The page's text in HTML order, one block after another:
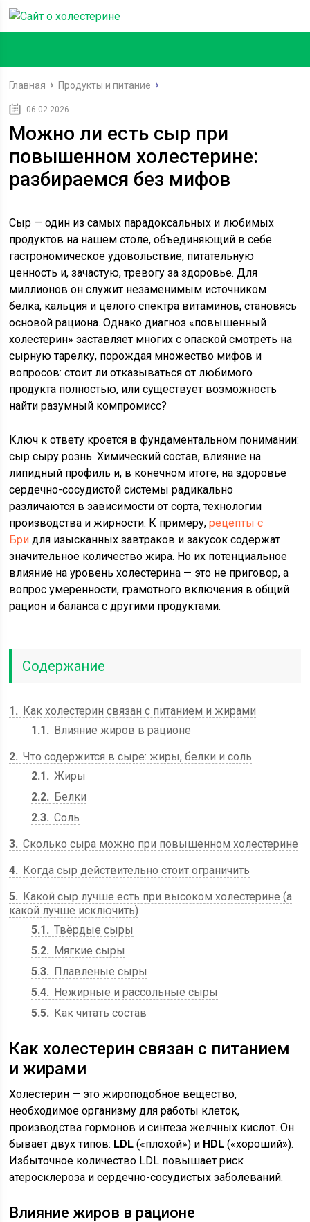
Главная Продукты и питание
06.02.2026
Можно ли есть сыр при
повышенном холестерине:
разбираемся без мифов
Сыр — один из самых парадоксальных и любимых
продуктов на нашем столе, объединяющий в себе
гастрономическое удовольствие, питательную
ценность и, зачастую, тревогу за здоровье. Для
миллионов он служит незаменимым источником
белка, кальция и целого спектра витаминов, становясь
основой рациона. Однако диагноз «повышенный
холестерин» заставляет многих с опаской смотреть на
сырную тарелку, порождая множество мифов и
вопросов: стоит ли отказываться от любимого
продукта полностью, или существует возможность
найти разумный компромисс?
Ключ к ответу кроется в фундаментальном понимании:
сыр сыру рознь. Химический состав, влияние на
липидный профиль и, в конечном итоге, на здоровье
сердечно-сосудистой системы радикально
различаются в зависимости от сорта, технологии
производства и жирности. К примеру,рецепты с
Бри для изысканных завтраков и закусок содержат
значительное количество жира. Но их потенциальное
влияние на уровень холестерина — это не приговор, а
вопрос умеренности, грамотного включения в общий
рацион и баланса с другими продуктами.
Содержание
1
Как холестерин связан с питанием и жирами
1.1
Влияние жиров в рационе
2 Что содержится в сыре: жиры, белки и соль
2.1
Жиры
2.2
Белки
2.3 Соль
3 Сколько сыра можно при повышенном холестерине
4
Когда сыр действительно стоит ограничить
5
Какой сыр лучше есть при высоком холестерине (а
какой лучше исключить)
5.1
Твёрдые сыры
5.2
Мягкие сыры
5.3
Плавленые сыры
5.4
Нежирные и рассольные сыры
5.5
Как читать состав
Как холестерин связан с питанием
и жирами
Холестерин — это жироподобное вещество,
необходимое организму для работы клеток,
производства гормонов и синтеза желчных кислот. Он
бывает двух типов: LDL («плохой») и HDL («хороший»).
Избыточное количество LDL повышает риск
атеросклероза и сердечно-сосудистых заболеваний.
Влияние жиров в рационе